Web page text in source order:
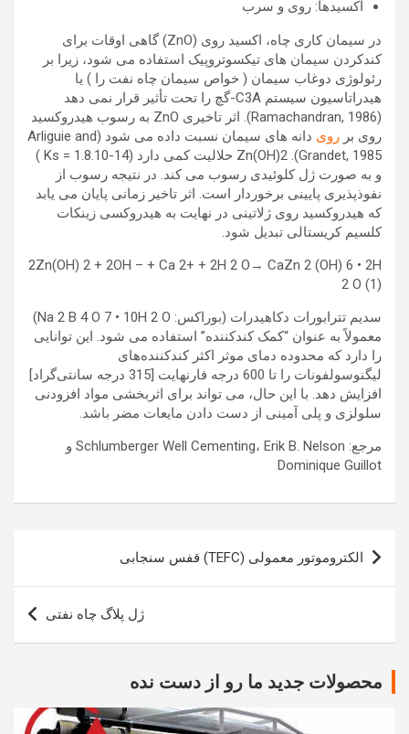
اکسیدها: روی و سرب
در سیمان کاری چاه، اکسید روی (ZnO) گاهی اوقات برای
کندکردن سیمان های تیکسوتروپیک استفاده می شود، زیرا بر
رئولوژی دوغاب سیمان ( خواص سیمان چاه نفت را ) یا
هیدراتاسیون سیستم C3A-گچ را تحت تأثیر قرار نمی دهد
(Ramachandran, 1986). اثر تاخیری ZnO به رسوب هیدروکسید
روی بر روی
دانه های سیمان نسبت داده می شود (Arliguie and
Grandet, 1985). Zn(OH)2 حلالیت کمی دارد (Ks = 1.8.10-14 )
و به صورت ژل کلوئیدی رسوب می کند. در نتیجه رسوب از
نفوذپذیری پایینی برخوردار است. اثر تاخیر زمانی پایان می یابد
که هیدروکسید روی ژلاتینی در نهایت به هیدروکسی زینکات
کلسیم کریستالی تبدیل شود.
2Zn(OH) 2 + 2OH – + Ca 2+ + 2H 2 O→ CaZn 2 (OH) 6 • 2H
2 O (1)
سدیم تترابورات دکاهیدرات (بوراکس: Na 2 B 4 O 7 • 10H 2 O)
معمولاً به عنوان “کمک کندکننده” استفاده می شود. این توانایی
را دارد که محدوده دمای موثر اکثر کندکننده‌های
لیگنوسولفونات را تا 600 درجه فارنهایت [315 درجه سانتی‌گراد]
افزایش دهد. با این حال، می تواند برای اثربخشی مواد افزودنی
سلولزی و پلی آمینی از دست دادن مایعات مضر باشد.
مرجع: Schlumberger Well Cementing، Erik B. Nelson و
Dominique Guillot
راهبری
نوشته
الکتروموتور معمولی (TEFC) قفس سنجابی
ژل پلاگ چاه نفتی
محصولات جدید ما رو از دست نده